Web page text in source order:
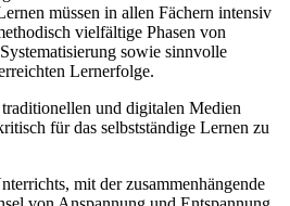
müssen in allen Fächern intensiv
vielfältige Phasen von
sowie sinnvolle
Lernerfolge.
und digitalen Medien
für das selbstständige Lernen zu
mit der zusammenhängende